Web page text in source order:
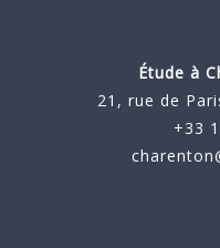
Étude à
21, rue de
+33